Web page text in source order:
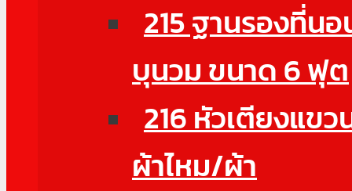
215 ฐานรองที่น
บุนวม ขนาด 6 ฟุต
216 หัวเตียงแข
ผ้าไหม/ผ้า